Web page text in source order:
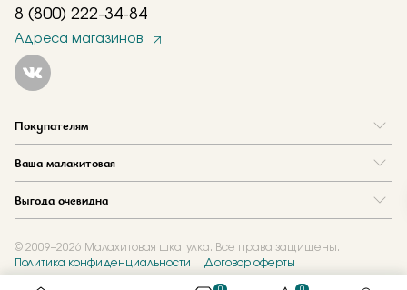
8 (800) 222-34-84
Адреса магазинов
Покупателям
Ваша малахитовая
Где купить
Новости
Журнал
Выгода очевидна
Акции
Обмен и скупка
Подарочные сертификаты
© 2009–2026 Малахитовая шкатулка. Все права защищены.
Политика конфиденциальности
Договор оферты